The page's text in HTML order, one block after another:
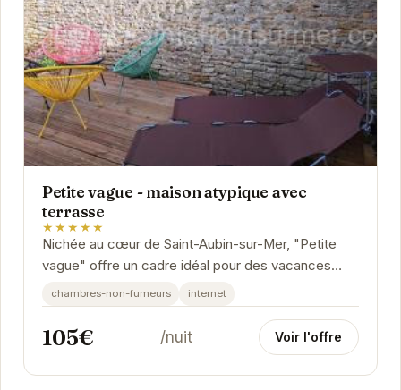
Petite vague - maison atypique avec
terrasse
★★★★★
Nichée au cœur de Saint-Aubin-sur-Mer, "Petite
vague" offre un cadre idéal pour des vacances
reposantes. Sa terrasse vous permettra de
profiter...
chambres-non-fumeurs internet
105€ /nuit Voir l'offre